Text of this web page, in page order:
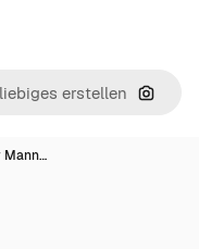
Nach
Mann…